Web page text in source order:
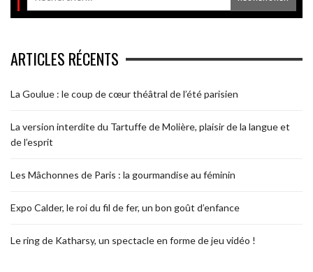
ARTICLES RÉCENTS
La Goulue : le coup de cœur théâtral de l’été parisien
La version interdite du Tartuffe de Molière, plaisir de la langue et
de l’esprit
Les Mâchonnes de Paris : la gourmandise au féminin
Expo Calder, le roi du fil de fer, un bon goût d’enfance
Le ring de Katharsy, un spectacle en forme de jeu vidéo !